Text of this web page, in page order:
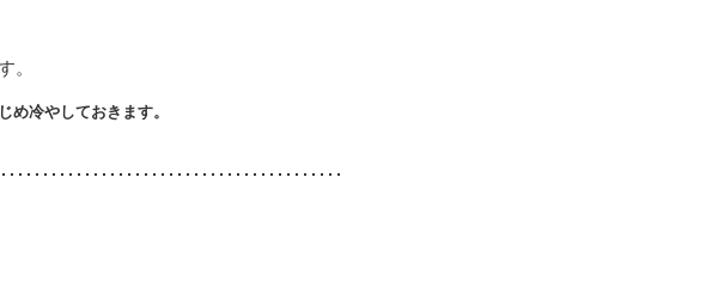
。
冷やしておきます。